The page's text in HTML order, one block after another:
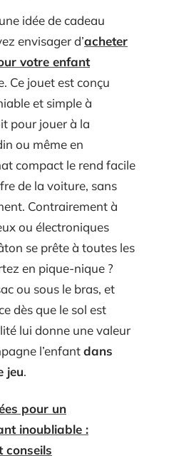
idée de cadeau
envisager d’acheter
votre enfant
Ce jouet est conçu
et simple à
pour jouer à la
ou même en
compact le rend facile
de la voiture, sans
Contrairement à
ou électroniques
se prête à toutes les
en pique-nique ?
ou sous le bras, et
dès que le sol est
lui donne une valeur
l’enfantdans
jeu.
pour un
inoubliable :
conseils